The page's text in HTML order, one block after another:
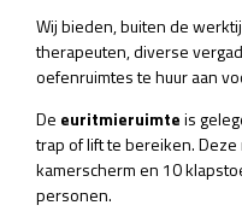
Wij bieden, buiten de
therapeuten, diverse
oefenruimtes te huur aan
De euritmieruimteis
trap of lift te bereiken.
kamerscherm en 10
personen.